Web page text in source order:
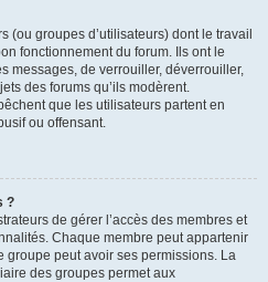
(ou groupes d’utilisateurs) dont le travail
fonctionnement du forum. Ils ont le
messages, de verrouiller, déverrouiller,
des forums qu’ils modèrent.
que les utilisateurs partent en
ou offensant.
?
de gérer l’accès des membres et
Chaque membre peut appartenir
peut avoir ses permissions. La
des groupes permet aux